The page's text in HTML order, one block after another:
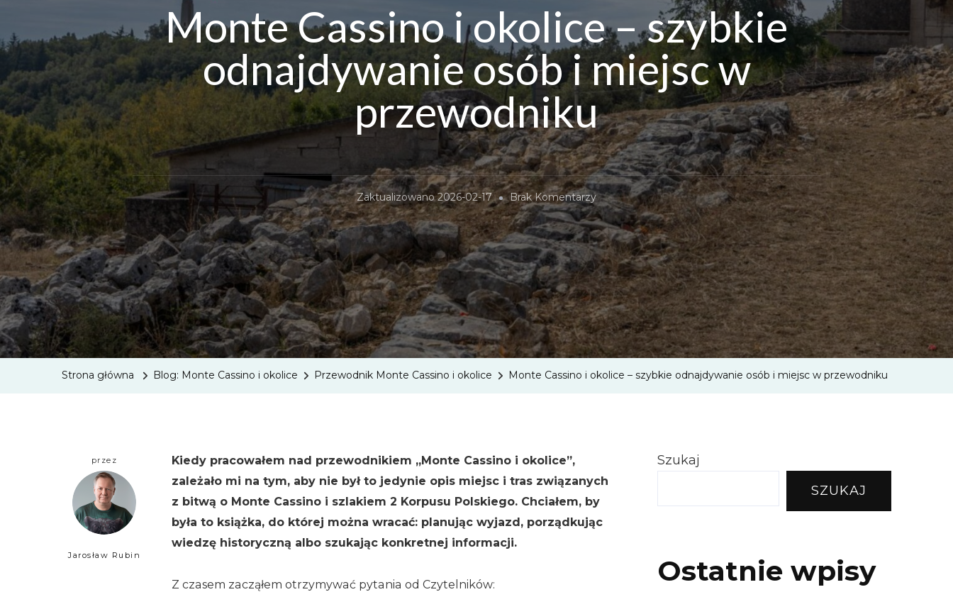
Monte Cassino i okolice – szybkie
odnajdywanie osób i miejsc w
przewodniku
Zaktualizowano2026-02-17 Brak KomentarzyDo
Monte
Cassino
I
Okolice
–
Szybkie
Odnajdywanie
Osób
I
Strona główna Blog: Monte Cassino i okolice Przewodnik Monte Cassino i okolice Monte Cassino i okolice – szybkie odnajdywanie osób i miejsc w przewodniku
przez
Jarosław Rubin
Kiedy pracowałem nad przewodnikiem „Monte Cassino i okolice”,
zależało mi na tym, aby nie był to jedynie opis miejsc i tras związanych
z bitwą o Monte Cassino i szlakiem 2 Korpusu Polskiego. Chciałem, by
była to książka, do której można wracać: planując wyjazd, porządkując
wiedzę historyczną albo szukając konkretnej informacji.
Z czasem zacząłem otrzymywać pytania od Czytelników:
Szukaj
SZUKAJ
Ostatnie wpisy